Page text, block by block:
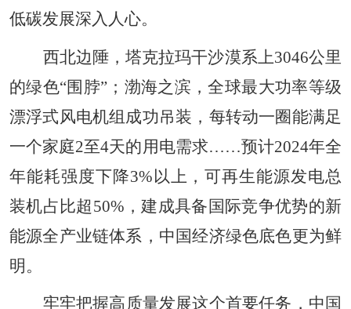
低碳发展深入人心。
西北边陲，塔克拉玛干沙漠系上3046公里
的绿色“围脖”；渤海之滨，全球最大功率等级
漂浮式风电机组成功吊装，每转动一圈能满足
一个家庭2至4天的用电需求……预计2024年全
年能耗强度下降3%以上，可再生能源发电总
装机占比超50%，建成具备国际竞争优势的新
能源全产业链体系，中国经济绿色底色更为鲜
明。
牢牢把握高质量发展这个首要任务，中国